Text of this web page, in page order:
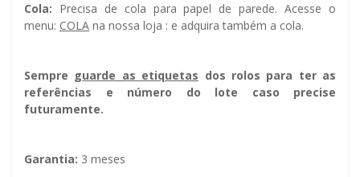
Cola: Precisa de cola para papel de parede. Acesse o
menu: COLA na nossa loja : e adquira também a cola.
Sempre guarde as etiquetas dos rolos para ter as
referências e número do lote caso precise
futuramente.
Garantia: 3 meses